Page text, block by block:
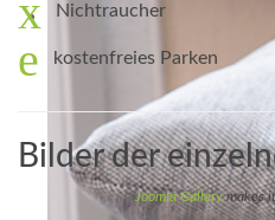
Nichtraucher
kostenfreies Parken
Bilder der
Joomla Gallerymakes